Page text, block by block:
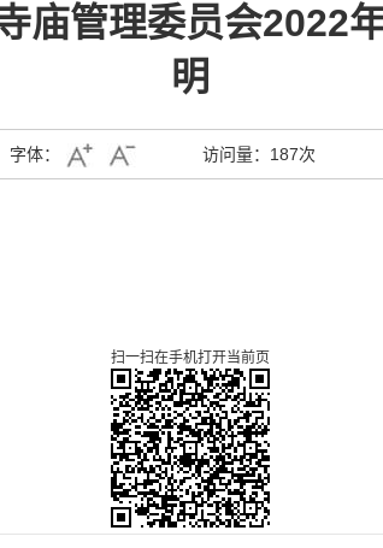
庙管理委员会2022
明
字体： 访问量： 187次
扫一扫在手机打开当前页